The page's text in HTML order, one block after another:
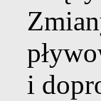
i